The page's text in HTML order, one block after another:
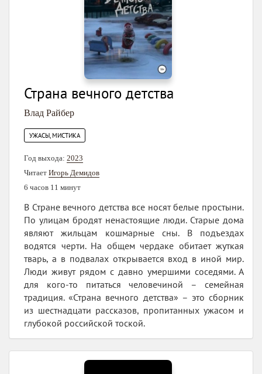
Страна вечного детства
Влад Райбер
УЖАСЫ, МИСТИКА
Год выхода: 2023
Читает Игорь Демидов
6 часов 11 минут
В Стране вечного детства все носят белые простыни.
По улицам бродят ненастоящие люди. Старые дома
являют жильцам кошмарные сны. В подъездах
водятся черти. На общем чердаке обитает жуткая
тварь, а в подвалах открывается вход в иной мир.
Люди живут рядом с давно умершими соседями. А
для кого-то питаться человечиной – семейная
традиция. «Страна вечного детства» – это сборник
из шестнадцати рассказов, пропитанных ужасом и
глубокой российской тоской.